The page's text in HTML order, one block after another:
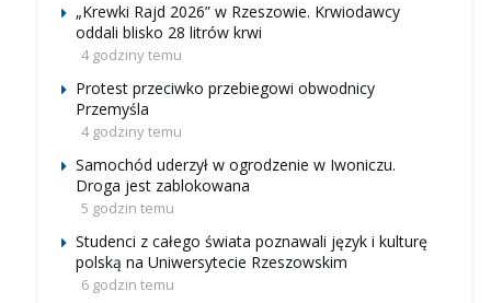
„Krewki Rajd 2026” w Rzeszowie. Krwiodawcy
oddali blisko 28 litrów krwi
4 godziny temu
Protest przeciwko przebiegowi obwodnicy
Przemyśla
4 godziny temu
Samochód uderzył w ogrodzenie w Iwoniczu.
Droga jest zablokowana
5 godzin temu
Studenci z całego świata poznawali język i kulturę
polską na Uniwersytecie Rzeszowskim
6 godzin temu